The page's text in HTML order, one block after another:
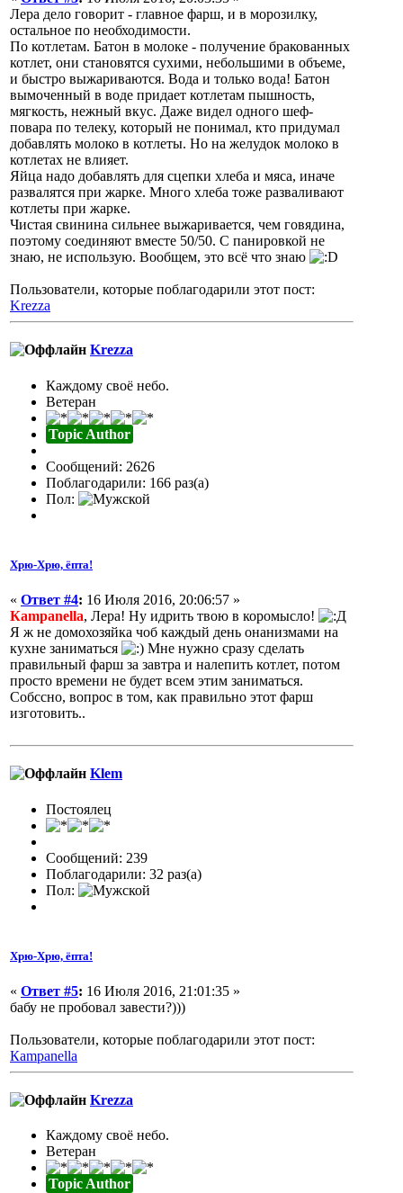
Лера дело говорит - главное фарш, и в морозилку,
остальное по необходимости.
По котлетам. Батон в молоке - получение бракованных
котлет, они становятся сухими, небольшими в объеме,
и быстро выжариваются. Вода и только вода! Батон
вымоченный в воде придает котлетам пышность,
мягкость, нежный вкус. Даже видел одного шеф-
повара по телеку, который не понимал, кто придумал
добавлять молоко в котлеты. Но на желудок молоко в
котлетах не влияет.
Яйца надо добавлять для сцепки хлеба и мяса, иначе
развалятся при жарке. Много хлеба тоже разваливают
котлеты при жарке.
Чистая свинина сильнее выжаривается, чем говядина,
поэтому соединяют вместе 50/50. С панировкой не
знаю, не использую. Вообщем, это всё что знаю
Пользователи, которые поблагодарили этот пост:
Krezza
Krezza
Каждому своё небо.
Ветеран
Topic Author
Сообщений: 2626
Поблагодарили: 166 раз(а)
Пол:
Хрю-Хрю, ёпта!
« Ответ #4: 16 Июля 2016, 20:06:57 »
Кampanella, Лера! Ну идрить твою в коромысло!
Я ж не домохозяйка чоб каждый день онанизмами на
кухне заниматься
Мне нужно сразу сделать
правильный фарш за завтра и налепить котлет, потом
просто времени не будет всем этим заниматься.
Собссно, вопрос в том, как правильно этот фарш
изготовить..
Klem
Постоялец
Сообщений: 239
Поблагодарили: 32 раз(а)
Пол:
Хрю-Хрю, ёпта!
« Ответ #5: 16 Июля 2016, 21:01:35 »
бабу не пробовал завести?)))
Пользователи, которые поблагодарили этот пост:
Кampanella
Krezza
Каждому своё небо.
Ветеран
Topic Author